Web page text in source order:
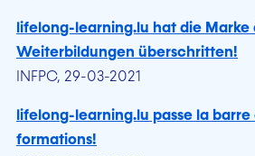
lifelong-learning.lu hat die Marke
Weiterbildungen überschritten!
INFPC, 29-03-2021
lifelong-learning.lu passe la barre
formations!